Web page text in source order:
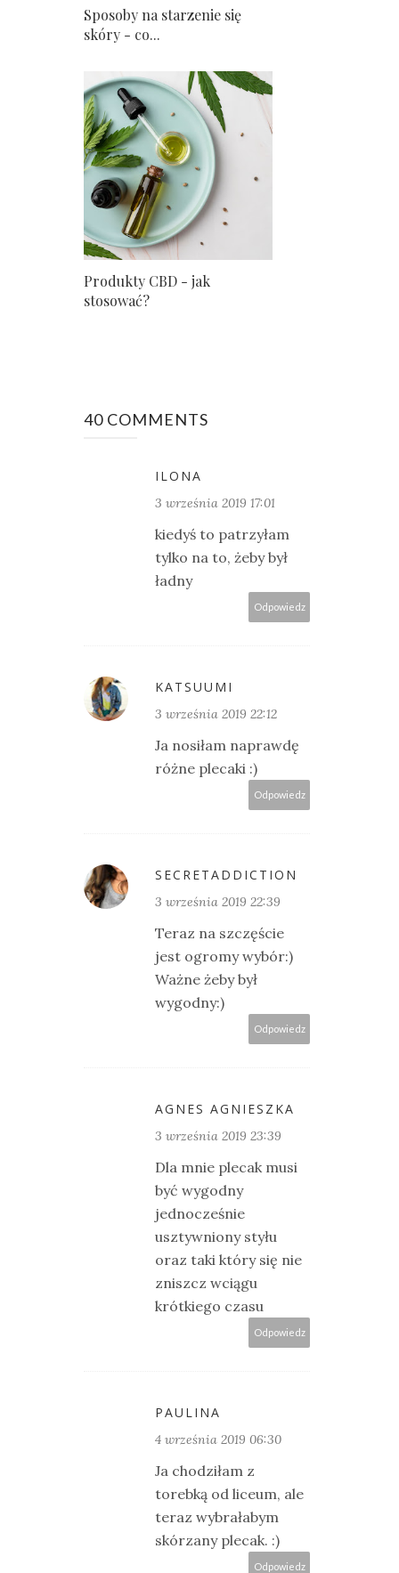
Sposoby na starzenie się
skóry - co...
Produkty CBD - jak
stosować?
40 COMMENTS
ILONA
3 września 2019 17:01
kiedyś to patrzyłam
tylko na to, żeby był
ładny
Odpowiedz
KATSUUMI
3 września 2019 22:12
Ja nosiłam naprawdę
różne plecaki :)
Odpowiedz
SECRETADDICTION
3 września 2019 22:39
Teraz na szczęście
jest ogromy wybór:)
Ważne żeby był
wygodny:)
Odpowiedz
AGNES AGNIESZKA
3 września 2019 23:39
Dla mnie plecak musi
być wygodny
jednocześnie
usztywniony styłu
oraz taki który się nie
zniszcz wciągu
krótkiego czasu
Odpowiedz
PAULINA
4 września 2019 06:30
Ja chodziłam z
torebką od liceum, ale
teraz wybrałabym
skórzany plecak. :)
Odpowiedz